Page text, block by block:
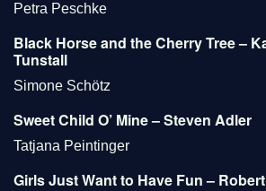
Petra Peschke
Black Horse and the Cherry Tree –
Tunstall
Simone Schötz
Sweet Child O’ Mine – Steven Adler
Tatjana Peintinger
Girls Just Want to Have Fun –